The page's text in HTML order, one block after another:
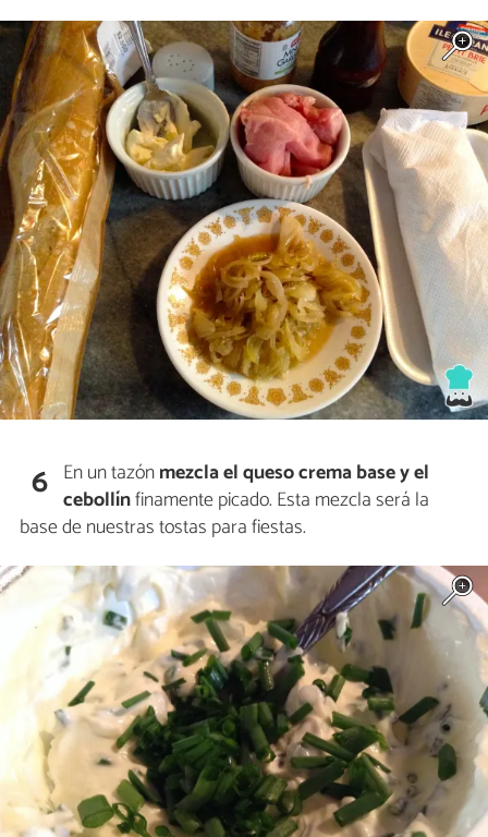
6 En un tazónmezcla el queso crema base y el
cebollínfinamente picado. Esta mezcla será la
base de nuestras tostas para fiestas.